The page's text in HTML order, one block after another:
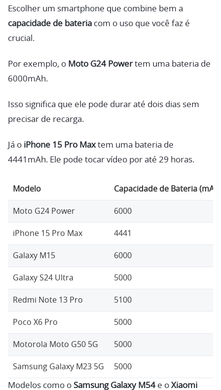
Escolher um smartphone que combine bem a
capacidade de bateria com o uso que você faz é
crucial.
Por exemplo, o Moto G24 Powertem uma bateria de
6000mAh.
Isso significa que ele pode durar até dois dias sem
precisar de recarga.
Já o iPhone 15 Pro Maxtem uma bateria de
4441mAh. Ele pode tocar vídeo por até 29 horas.
Modelo Capacidade de Bateria (mAh)
Moto G24 Power 6000
iPhone 15 Pro Max 4441
Galaxy M15 6000
Galaxy S24 Ultra 5000
Redmi Note 13 Pro 5100
Poco X6 Pro 5000
Motorola Moto G50 5G 5000
Samsung Galaxy M23 5G 5000
Modelos como o Samsung Galaxy M54 e o Xiaomi